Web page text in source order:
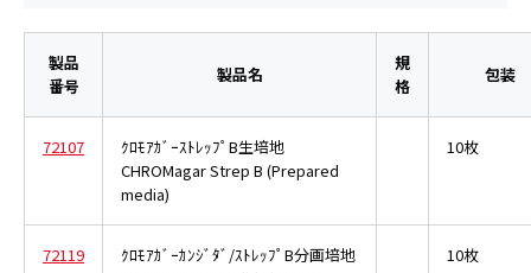
製品
番号
製品名
規
格
包装
72107
ｸﾛﾓｱｶﾞｰｽﾄﾚｯﾌﾟB生培地
CHROMagar Strep B (Prepared
media)
10枚
72119
ｸﾛﾓｱｶﾞｰｶﾝｼﾞﾀﾞ/ｽﾄﾚｯﾌﾟB分画培地
10枚